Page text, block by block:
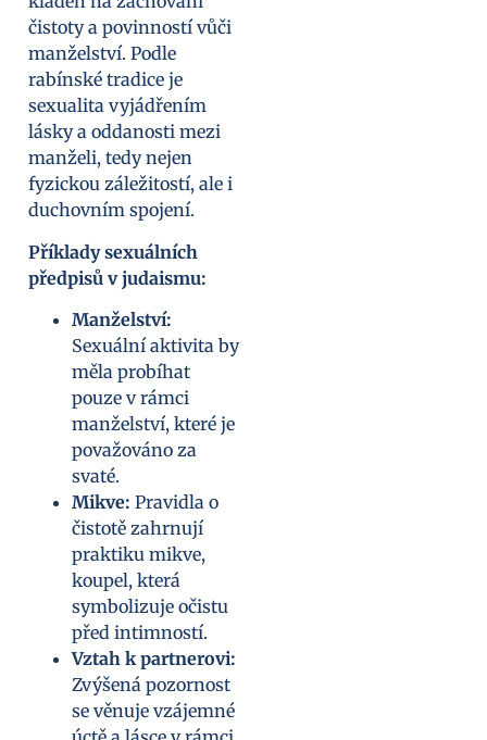
čistoty a povinností vůči
manželství. Podle
rabínské tradice je
sexualita vyjádřením
lásky a oddanosti mezi
manželi, tedy nejen
fyzickou záležitostí, ale i
duchovním spojení.
Příklady sexuálních
předpisů v judaismu:
Manželství:
Sexuální aktivita by
měla probíhat
pouze v rámci
manželství, které je
považováno za
svaté.
Mikve: Pravidla o
čistotě zahrnují
praktiku mikve,
koupel, která
symbolizuje očistu
před intimností.
Vztah k partnerovi:
Zvýšená pozornost
se věnuje vzájemné